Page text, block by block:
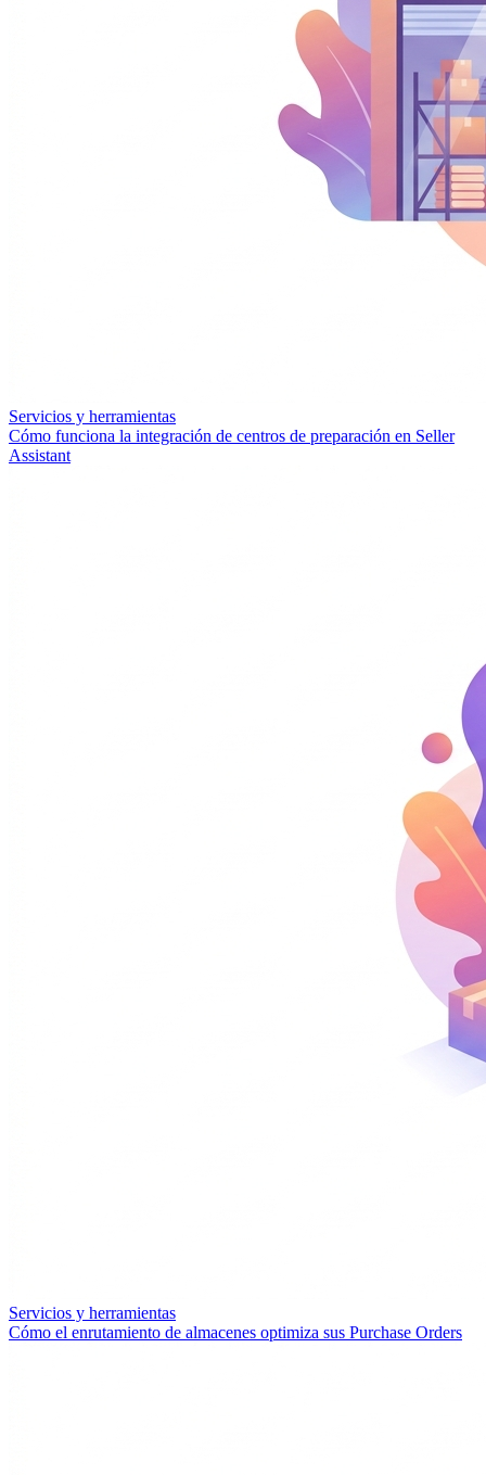
Servicios y herramientas
Cómo funciona la integración de centros de preparación en Seller
Assistant
Servicios y herramientas
Cómo el enrutamiento de almacenes optimiza sus Purchase Orders